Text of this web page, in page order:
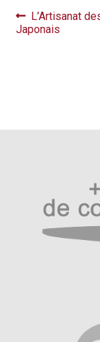
Navigation
de
Article
précédent :
L’Artisanat
Japonais